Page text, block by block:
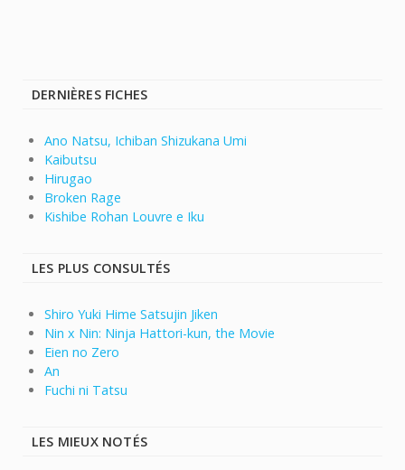
DERNIÈRES FICHES
Ano Natsu, Ichiban Shizukana Umi
Kaibutsu
Hirugao
Broken Rage
Kishibe Rohan Louvre e Iku
LES PLUS CONSULTÉS
Shiro Yuki Hime Satsujin Jiken
Nin x Nin: Ninja Hattori-kun, the Movie
Eien no Zero
An
Fuchi ni Tatsu
LES MIEUX NOTÉS